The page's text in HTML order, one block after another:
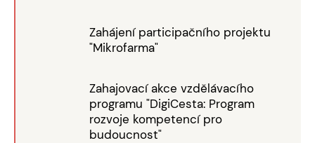
Zahájení participačního projektu
"Mikrofarma"
Zahajovací akce vzdělávacího
programu "DigiCesta: Program
rozvoje kompetencí pro
budoucnost"